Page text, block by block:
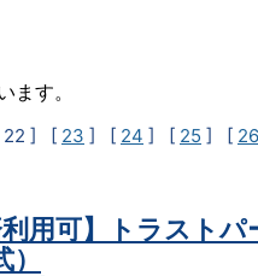
す。
22 ] [ 23 ] [ 24 ] [ 25 ] [ 26
用可】トラストパ